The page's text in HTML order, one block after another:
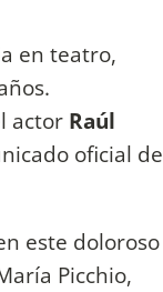
en teatro,
actor Raúl
oficial de
este doloroso
Picchio,